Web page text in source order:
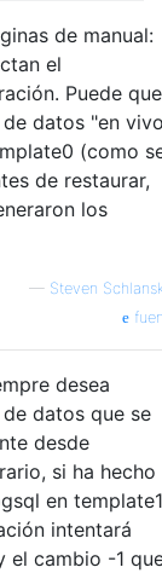
de manual:
el
Puede que
datos "en
(como
de restaurar,
los
— Steven
desea
datos que se
desde
si ha hecho
en
intentará
el cambio -1